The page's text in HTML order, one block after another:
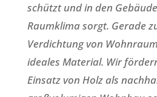
schützt und in den
Raumklima sorgt. Gerade
Verdichtung von
ideales Material. Wir
Einsatz von Holz als